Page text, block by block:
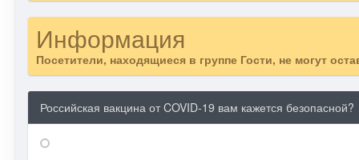
Информация
Посетители, находящиеся в группе Гости, не могут
Российская вакцина от COVID-19 вам кажется безопасной?